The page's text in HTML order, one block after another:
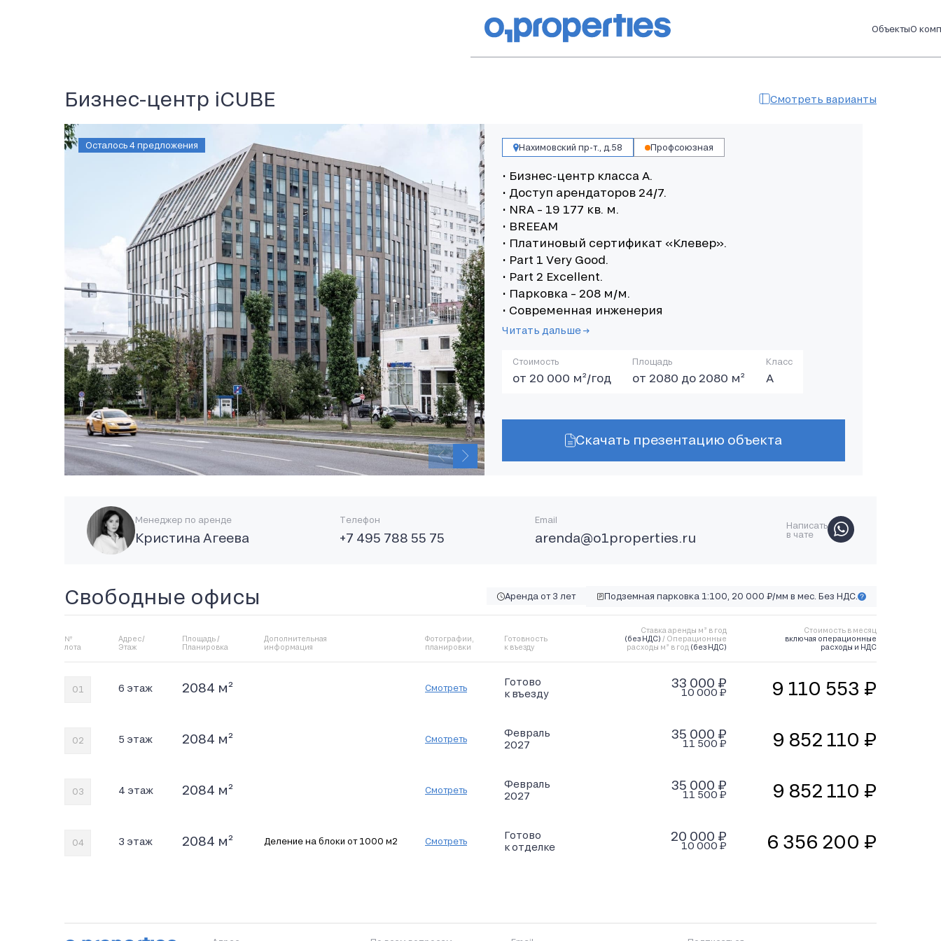
ОбъектыО
Бизнес-центр iCUBE Смотреть варианты
Осталось 4 предложения Нахимовский пр-т., д.58 Профсоюзная
• Бизнес-центр класса А.
• Доступ арендаторов 24/7.
• NRA – 19 177 кв. м.
• BREEAM
• Платиновый сертификат «Клевер».
• Part 1 Very Good.
• Part 2 Excellent.
• Парковка – 208 м/м.
• Современная инженерия
Читать дальше →
Стоимость
от 20 000 м²/год
Площадь
от 2080 до 2080 м²
Класс
А
Скачать презентацию объекта
Менеджер по аренде
Кристина Агеева
Телефон
+7 495 788 55 75
Email
arenda@o1properties.ru
Написать
в чате
Свободные офисы Аренда от 3 лет Подземная парковка 1:100, 20 000 ₽/мм в мес. Без НДС.
№
лота
Адрес/
Этаж
Площадь /
Планировка
Дополнительная
информация
Фотографии,
планировки
Готовность
к въезду
Ставка аренды м² в год
(без НДС) / Операционные
расходы м² в год (без НДС)
Стоимость в месяц
включая операционные
расходы и НДС
01 6 этаж 2084 м² Смотреть
Готово
к въезду
33 000 ₽
10 000 ₽ 9 110 553 ₽
02 5 этаж 2084 м² Смотреть
Февраль
2027
35 000 ₽
11 500 ₽ 9 852 110 ₽
03 4 этаж 2084 м² Смотреть
Февраль
2027
35 000 ₽
11 500 ₽ 9 852 110 ₽
04 3 этаж 2084 м² Деление на блоки от 1000 м2 Смотреть
Готово
к отделке
20 000 ₽
10 000 ₽ 6 356 200 ₽